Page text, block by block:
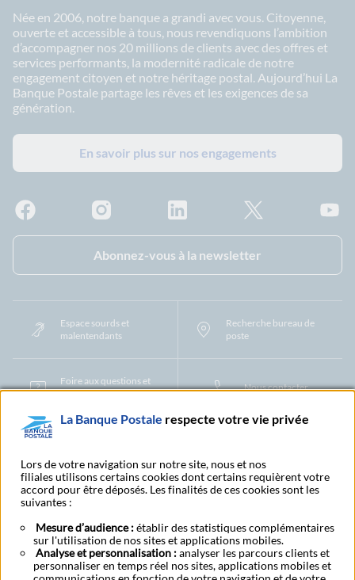
Née en 2006, notre banque a grandi avec vous. Citoyenne,
ouverte et accessible à tous, nous revendiquons l’ambition
d’accompagner nos 20 millions de clients avec des offres et
services performants, la modernité radicale de notre
engagement citoyen et notre héritage postal. Aujourd’hui La
Banque Postale partage les rêves et les exigences de sa
génération.
En savoir plus sur nos engagements
Abonnez-vous à la newsletter
Espace sourds et
malentendants
Recherche bureau de
poste
Foire aux questions et
centre d'aide
Nous contacter
Protection des Données à Caractère PersonnelFiliales et partenaires
CookiesGestion des cookiesActualiser vos informations
Contestation et réclamation Coordonnées Centres Financiers
Alertes fraudes et points de vigilance Actualités réglementaires CGU
Aide navigateur et systèmes d'exploitation
Vider le cache de votre navigateurLexique Aide et accessibilité
Accessibilité – Partiellement conforme Espace candidature
La Banque Postale respecte votre vie privée
Lors de votre navigation sur notre site, nous et nos
filiales utilisons certains cookies dont certains requièrent votre
accord pour être déposés. Les finalités de ces cookies sont les
suivantes :
Mesure d’audience :établir des statistiques complémentaires
sur l'utilisation de nos sites et applications mobiles.
Analyse et personnalisation :analyser les parcours clients et
personnaliser en temps réel nos sites, applications mobiles et